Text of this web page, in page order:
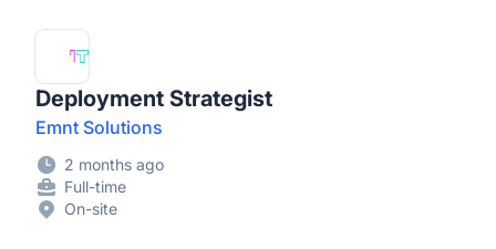
Deployment Strategist
Emnt Solutions
2 months ago
Full-time
On-site